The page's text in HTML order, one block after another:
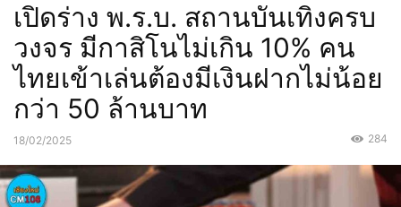
เปิดร่าง พ.ร.บ. สถานบันเทิงครบ
วงจร มีกาสิโนไม่เกิน 10% คน
ไทยเข้าเล่นต้องมีเงินฝากไม่น้อย
กว่า 50 ล้านบาท
18/02/2025 284